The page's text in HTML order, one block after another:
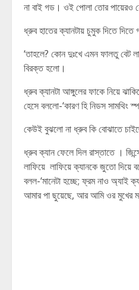
না বাই গড। ওই পোলা তোর পায়েরও
ধ্রুব হাতের ক্যানটায় চুমুক দিতে দিতে
‘তাহলে? কোন দুঃখে এমন ফালতু বেট
বিরক্ত হলো।
ধ্রুব ক্যানটা আঙ্গুলের ফাকে নিয়ে
হেসে বললো-‘কারণ হি নিডস সামথিং
কেউই বুঝলো না ধ্রুব কি বোঝাতে
ধ্রুব ক্যান ফেলে দিল রাস্তাতে ।
লাফিয়ে লাফিয়ে ক্যানকে জুতো দিয়ে
বলল-‘মানেটা হচ্ছে; ফ্রম নাও অ্যাই
আমার পা ছুয়েছে, আর আমি ওর মুখের